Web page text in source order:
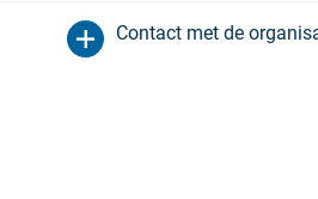
Contact met de